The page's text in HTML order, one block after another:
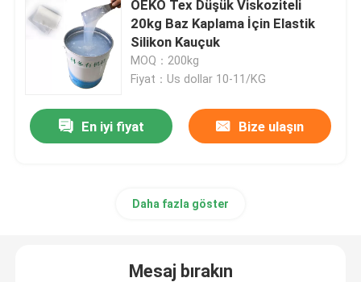
Makine Baskı Silikonu
Kaymaz Silikon
OEKO Tex Düşük Viskoziteli
20kg Baz Kaplama İçin Elastik
Silikon Kauçuk
MOQ：200kg
Fiyat：Us dollar 10-11/KG
En iyi fiyat Bize ulaşın
Daha fazla göster
Mesaj bırakın